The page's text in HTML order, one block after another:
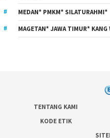
MEDAN* PMKM* SILATURAHMI*
MAGETAN* JAWA TIMUR*
TENTANG KAMI
KODE ETIK